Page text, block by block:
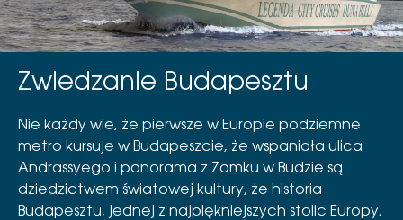
Zwiedzanie Budapesztu
Nie każdy wie, że pierwsze w Europie podziemne
metro kursuje w Budapeszcie, że wspaniała ulica
Andrassyego i panorama z Zamku w Budzie są
dziedzictwem światowej kultury, że historia
Budapesztu, jednej z najpiękniejszych stolic Europy,